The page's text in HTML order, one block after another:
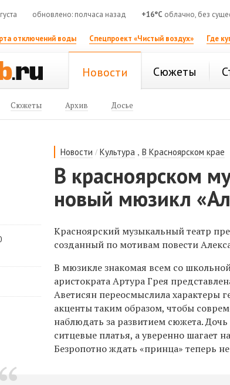
обновлено: полчаса назад +16°C облачно, без
отключений воды Спецпроект «Чистый воздух» Где
Новости Сюжеты
Сюжеты Архив Досье
Новости /Культура ,В Красноярском крае
В красноярском
новый мюзикл
Красноярский музыкальный театр
созданный по мотивам повести
В мюзикле знакомая всем со
аристократа Артура Грея
Аветисян переосмыслила характеры
акценты таким образом, чтобы
наблюдать за развитием сюжета.
ситцевые платья, а уверенно шагает
Безропотно ждать «принца» теперь